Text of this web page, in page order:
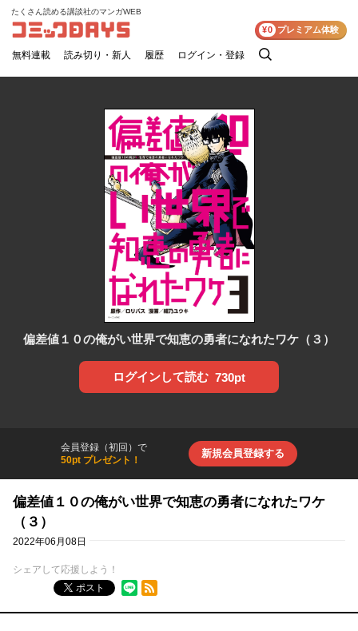
コミックDAYS
たくさん読める講談社のマンガWEB
無料連載 読み切り・新人 履歴 ログイン・登録
検
¥0 プレミアム体験
偏差値１０の俺がい世界で知恵の勇者になれたワケ（３）
ログインして読む 730pt
会員登録（初回）で
50pt プレゼント！
新規会員登録する
偏差値１０の俺がい世界で知恵の勇者になれたワケ
（３）
2022年06月08日
シェアして応援しよう！
ポスト
RSSフィード